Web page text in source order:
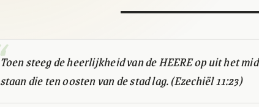
Toen steeg de heerlijkheid van de HEERE op uit het
staan die ten oosten van de stad lag. (Ezechiël 11:23)